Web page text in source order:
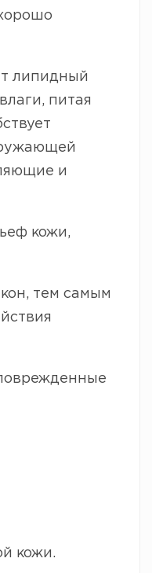
липидный
питая
и
кожи,
тем самым
кожи.